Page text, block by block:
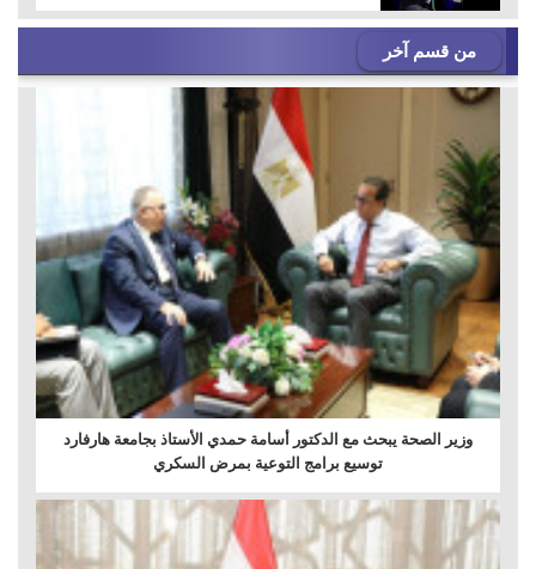
من قسم آخر
وزير الصحة يبحث مع الدكتور أسامة حمدي الأستاذ بجامعة هارفارد
توسيع برامج التوعية بمرض السكري